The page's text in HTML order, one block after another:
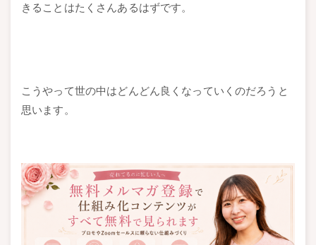
きることはたくさんあるはずです。
こうやって世の中はどんどん良くなっていくのだろうと
思います。